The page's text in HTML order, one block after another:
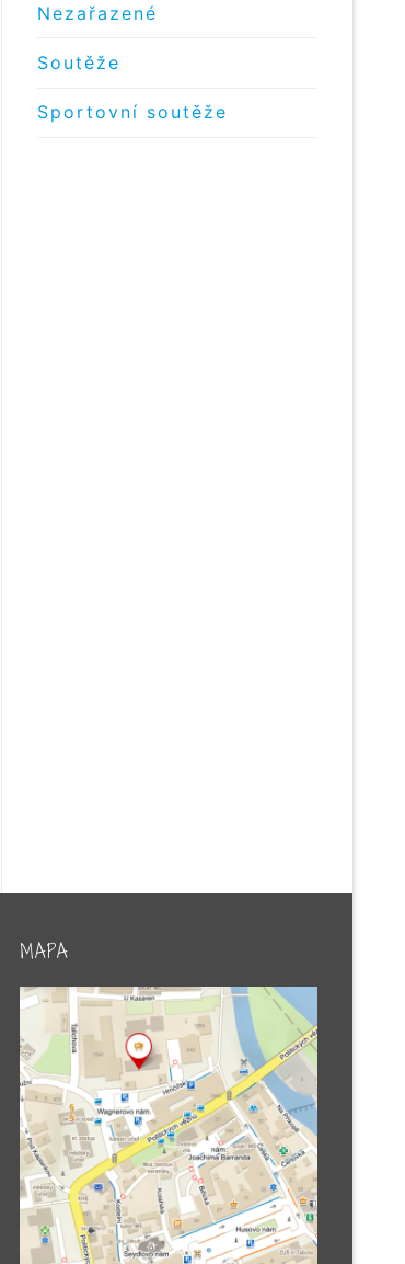
Nezařazené
Soutěže
Sportovní soutěže
MAPA